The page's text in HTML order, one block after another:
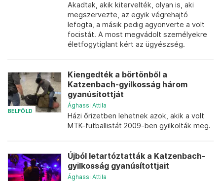
Akadtak, akik kitervelték, olyan is, aki
megszervezte, az egyik végrehajtó
lefogta, a másik pedig agyonverte a volt
focistát. A most megvádolt személyekre
életfogytiglant kért az ügyészség.
BELFÖLD
Kiengedték a börtönből a
Katzenbach-gyilkosság három
gyanúsítottját
Ághassi Attila
Házi őrizetben lehetnek azok, akik a volt
MTK-futballistát 2009-ben gyilkolták meg.
Újból letartóztatták a Katzenbach-
gyilkosság gyanúsítottjait
Ághassi Attila